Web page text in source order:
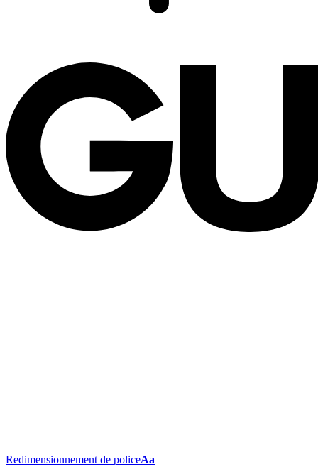
Redimensionnement de policeAa